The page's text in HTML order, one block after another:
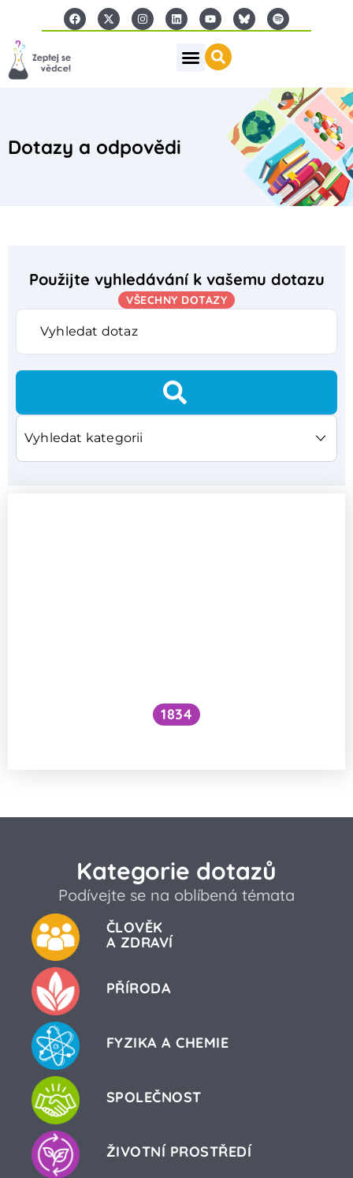
Dotazy a odpovědi
Použijte vyhledávání k vašemu dotazu
VŠECHNY DOTAZY
1834
Kategorie dotazů
Podívejte se na oblíbená témata
ČLOVĚK
A ZDRAVÍ
PŘÍRODA
FYZIKA A CHEMIE
SPOLEČNOST
ŽIVOTNÍ PROSTŘEDÍ